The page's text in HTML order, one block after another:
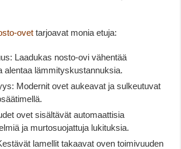
ovet tarjoavat monia etuja:
Laadukas nosto-ovi vähentää
alentaa lämmityskustannuksia.
Modernit ovet aukeavat ja sulkeutuvat
ovet sisältävät automaattisia
ja murtosuojattuja lukituksia.
lamellit takaavat oven toimivuuden